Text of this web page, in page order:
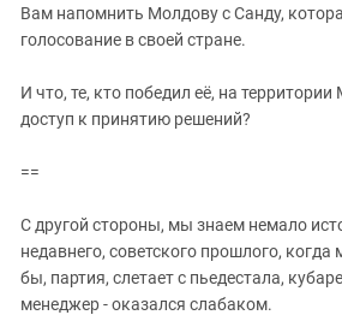
Вам напомнить Молдову с Санду,
голосование в своей стране.
И что, те, кто победил её, на
доступ к принятию решений?
==
С другой стороны, мы знаем немало
недавнего, советского прошлого,
бы, партия, слетает с пьедестала,
менеджер - оказался слабаком.